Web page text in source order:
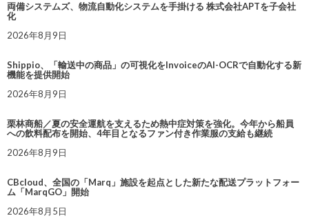
両備システムズ、物流自動化システムを手掛ける 株式会社APTを子会社
化
2026年8月9日
Shippio、「輸送中の商品」の可視化をInvoiceのAI-OCRで自動化する新
機能を提供開始
2026年8月9日
栗林商船／夏の安全運航を支えるため熱中症対策を強化。今年から船員
への飲料配布を開始、4年目となるファン付き作業服の支給も継続
2026年8月9日
CBcloud、全国の「Marq」施設を起点とした新たな配送プラットフォー
ム「MarqGO」開始
2026年8月5日